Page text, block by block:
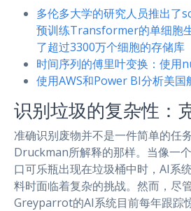
多伦多大学的研究人员推出了
预训练Transformer的单细胞
了超过3300万个细胞的存储库
时间序列的傅里叶变换：使用
使用AWS和Power BI分析美国
识别垃圾的复杂性：
准确识别废物并不是一件简单的任
Druckman所解释的那样。当像一
口可乐瓶出现在垃圾桶中时，AI系
料时面临着复杂的挑战。然而，尽
Greyparrot的AI系统目前每年跟踪